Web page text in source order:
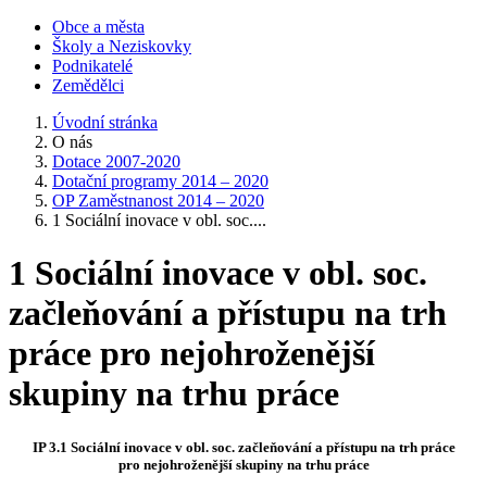
Obce a města
Školy a Neziskovky
Podnikatelé
Zemědělci
Úvodní stránka
O nás
Dotace 2007-2020
Dotační programy 2014 – 2020
OP Zaměstnanost 2014 – 2020
1 Sociální inovace v obl. soc....
1 Sociální inovace v obl. soc.
začleňování a přístupu na trh
práce pro nejohroženější
skupiny na trhu práce
IP 3.1 Sociální inovace v obl. soc. začleňování a přístupu na trh práce
pro nejohroženější skupiny na trhu práce